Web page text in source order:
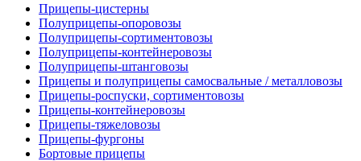
Прицепы-цистерны
Полуприцепы-опоровозы
Полуприцепы-сортиментовозы
Полуприцепы-контейнеровозы
Полуприцепы-штанговозы
Прицепы и полуприцепы самосвальные / металловозы
Прицепы-роспуски, сортиментовозы
Прицепы-контейнеровозы
Прицепы-тяжеловозы
Прицепы-фургоны
Бортовые прицепы